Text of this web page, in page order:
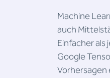
Machine
auch
Einfacher
Google